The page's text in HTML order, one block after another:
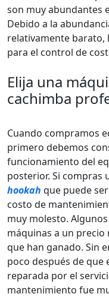
son muy abundantes
Debido a la
relativamente barato,
para el control de
Elija una
cachimba
Cuando compramos
primero debemos
funcionamiento del
posterior. Si compras
hookah que puede
costo de
muy molesto.
máquinas a un precio
que han ganado. Sin
poco después de que
reparada por el
mantenimiento fue